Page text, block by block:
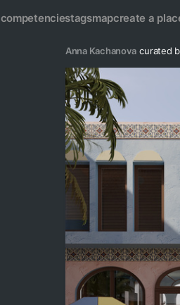
competenciestagsmapcreate a
Anna Kachanova curated